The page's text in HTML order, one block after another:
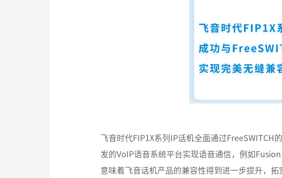
飞音时代FIP1X系列IP话机全面通过FreeSWITCH
发的VoIP语音系统平台实现语音通信，例如
意味着飞音话机产品的兼容性得到进一步提升，